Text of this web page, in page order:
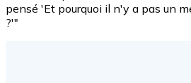
pensé 'Et pourquoi il n'y a pas un
?'"